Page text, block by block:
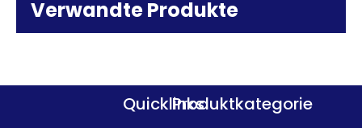
Verwandte Produkte
QuicklinksProduktkategorie